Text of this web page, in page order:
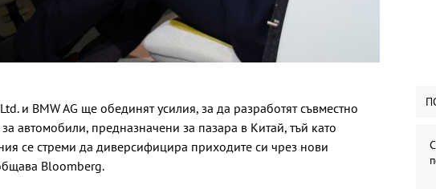
и BMW AG ще обединят усилия, за да разработят съвместно
за автомобили, предназначени за пазара в Китай, тъй като
се стреми да диверсифицира приходите си чрез нови
Bloomberg.